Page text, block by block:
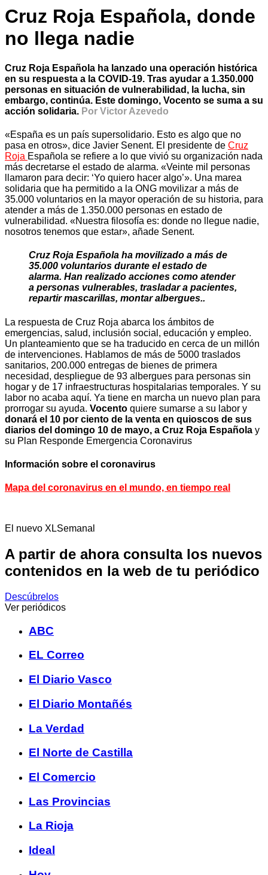
Cruz Roja Española, donde
no llega nadie
Cruz Roja Española ha lanzado una operación histórica
en su respuesta a la COVID-19. Tras ayudar a 1.350.000
personas en situación de vulnerabilidad, la lucha, sin
embargo, continúa. Este domingo, Vocento se suma a su
acción solidaria. Por Victor Azevedo
«España es un país supersolidario. Esto es algo que no
pasa en otros», dice Javier Senent. El presidente de Cruz
Roja Española se refiere a lo que vivió su organización nada
más decretarse el estado de alarma. «Veinte mil personas
llamaron para decir: ‘Yo quiero hacer algo’». Una marea
solidaria que ha permitido a la ONG movilizar a más de
35.000 voluntarios en la mayor operación de su historia, para
atender a más de 1.350.000 personas en estado de
vulnerabilidad. «Nuestra filosofía es: donde no llegue nadie,
nosotros tenemos que estar», añade Senent.
Cruz Roja Española ha movilizado a más de
35.000 voluntarios durante el estado de
alarma. Han realizado acciones como atender
a personas vulnerables, trasladar a pacientes,
repartir mascarillas, montar albergues..
La respuesta de Cruz Roja abarca los ámbitos de
emergencias, salud, inclusión social, educación y empleo.
Un planteamiento que se ha traducido en cerca de un millón
de intervenciones. Hablamos de más de 5000 traslados
sanitarios, 200.000 entregas de bienes de primera
necesidad, despliegue de 93 albergues para personas sin
hogar y de 17 infraestructuras hospitalarias temporales. Y su
labor no acaba aquí. Ya tiene en marcha un nuevo plan para
prorrogar su ayuda. Vocento quiere sumarse a su labor y
donará el 10 por ciento de la venta en quioscos de sus
diarios del domingo 10 de mayo, a Cruz Roja Española y
su Plan Responde Emergencia Coronavirus
Información sobre el coronavirus
Mapa del coronavirus en el mundo, en tiempo real
El nuevo XLSemanal
A partir de ahora consulta los nuevos
contenidos en la web de tu periódico
Descúbrelos
Ver periódicos
ABC
EL Correo
El Diario Vasco
El Diario Montañés
La Verdad
El Norte de Castilla
El Comercio
Las Provincias
La Rioja
Ideal